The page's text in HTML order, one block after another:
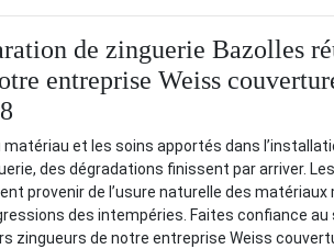
de zinguerie Bazolles
entreprise Weiss
matériau et les soins apportés dans
des dégradations finissent par arriver. Les
provenir de l’usure naturelle des matériaux
des intempéries. Faites confiance au
zingueurs de notre entreprise Weiss